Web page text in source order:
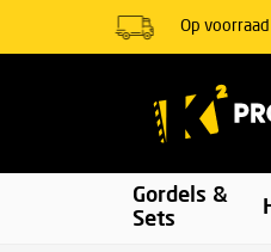
Op
Gordels &
Sets